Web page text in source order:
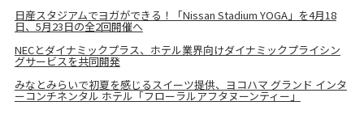
日産スタジアムでヨガができる！「Nissan Stadium YOGA」を4月18
日、5月23日の全2回開催へ
NECとダイナミックプラス、ホテル業界向けダイナミックプライシン
グサービスを共同開発
みなとみらいで初夏を感じるスイーツ提供、ヨコハマ グランド インタ
ーコンチネンタル ホテル「フローラルアフタヌーンティー」